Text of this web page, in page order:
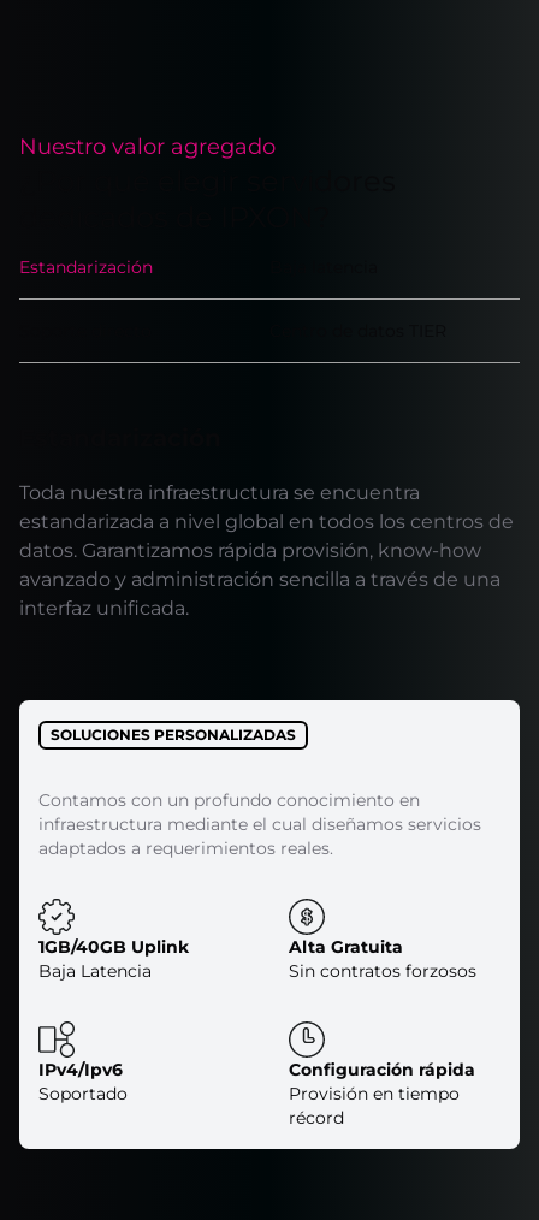
Nuestro valor agregado
Estandarización
Toda nuestra infraestructura se encuentra
estandarizada a nivel global en todos los centros de
datos. Garantizamos rápida provisión, know-how
avanzado y administración sencilla a través de una
interfaz unificada.
SOLUCIONES PERSONALIZADAS
Contamos con un profundo conocimiento en
infraestructura mediante el cual diseñamos servicios
adaptados a requerimientos reales.
1GB/40GB Uplink
Baja Latencia
Alta Gratuita
Sin contratos forzosos
IPv4/Ipv6
Soportado
Configuración rápida
Provisión en tiempo
récord